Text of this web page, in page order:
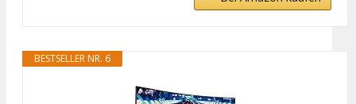
BESTSELLER NR. 6